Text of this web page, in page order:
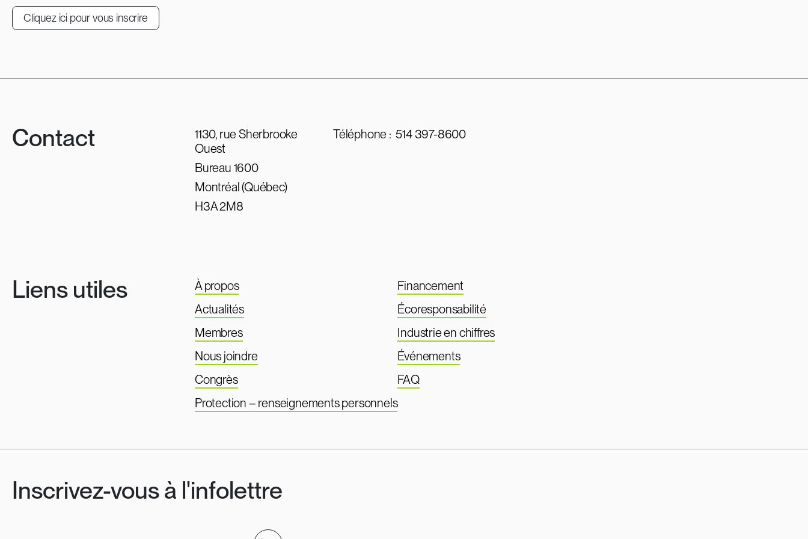
Cliquez ici pour vous inscrire
Contact
1130, rue Sherbrooke
Ouest
Bureau 1600
Montréal (Québec)
H3A 2M8
Téléphone :514 397-8600
Liens utiles
À propos
Actualités
Membres
Nous joindre
Congrès
Protection – renseignements personnels
Financement
Écoresponsabilité
Industrie en chiffres
Événements
FAQ
Inscrivez-vous à l'infolettre